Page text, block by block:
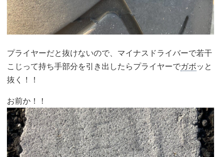
プライヤーだと抜けないので、マイナスドライバーで若干
こじって持ち手部分を引き出したらプライヤーでガボッと
抜く！！
お前か！！